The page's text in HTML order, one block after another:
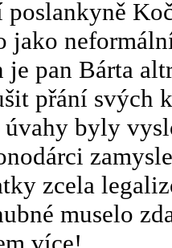
poslankyně
jako
je pan Bárta
přání svých
byly
zcela
muselo